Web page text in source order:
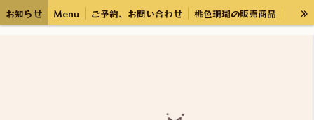
お知らせ Menu ご予約、お問い合わせ
桃色珊瑚の販売商品
»